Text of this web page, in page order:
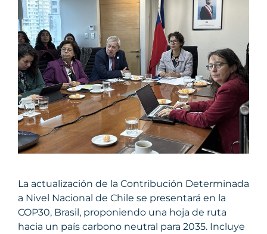
La actualización de la Contribución Determinada
a Nivel Nacional de Chile se presentará en la
COP30, Brasil, proponiendo una hoja de ruta
hacia un país carbono neutral para 2035. Incluye